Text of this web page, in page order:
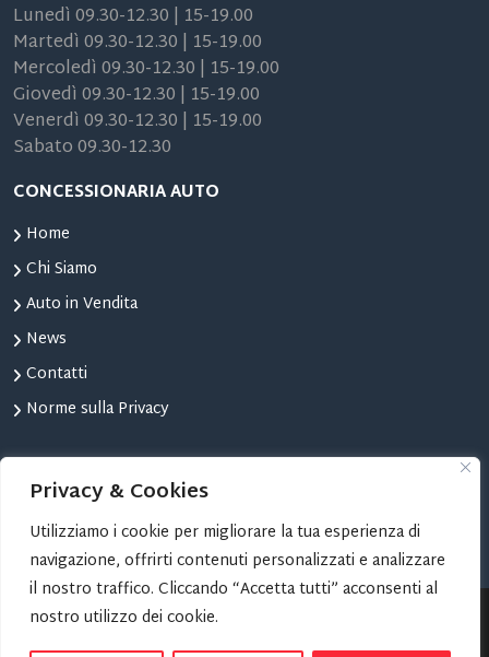
Privacy & Cookies
Utilizziamo i cookie per migliorare la tua esperienza di
navigazione, offrirti contenuti personalizzati e analizzare
il nostro traffico. Cliccando “Accetta tutti” acconsenti al
nostro utilizzo dei cookie.
Lunedì 09.30-12.30 | 15-19.00
Martedì 09.30-12.30 | 15-19.00
Mercoledì 09.30-12.30 | 15-19.00
Giovedì 09.30-12.30 | 15-19.00
Venerdì 09.30-12.30 | 15-19.00
Sabato 09.30-12.30
CONCESSIONARIA AUTO
Home
Chi Siamo
Auto in Vendita
News
Contatti
Norme sulla Privacy
STRUMENTI
Confronta Auto
Le tue Auto Preferite
Copyright © 2024 AUTOMONCALIERI | Progetto Web: